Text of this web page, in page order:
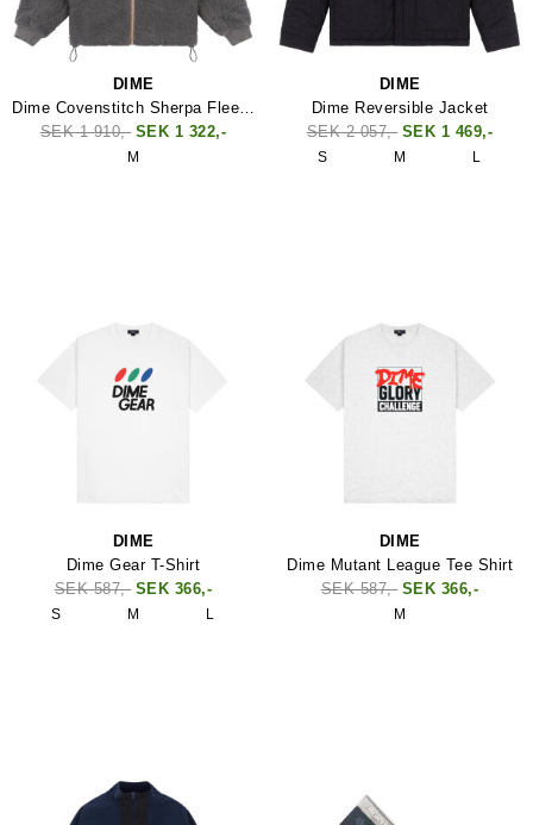
DIME
Dime Covenstitch Sherpa Fleece
SEK 1 910,- SEK 1 322,-
M
DIME
Dime Reversible Jacket
SEK 2 057,- SEK 1 469,-
S M L
DIME
Dime Gear T-Shirt
SEK 587,- SEK 366,-
S M L
DIME
Dime Mutant League Tee Shirt
SEK 587,- SEK 366,-
M